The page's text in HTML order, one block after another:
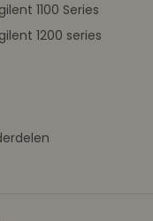
1100 Series
1200 series